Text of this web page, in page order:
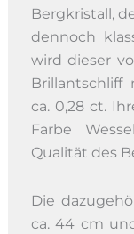
Bergkristall,
dennoch
wird dieser
ca. 0,28 ct.
Farbe
Qualität des
Die
ca. 44 cm